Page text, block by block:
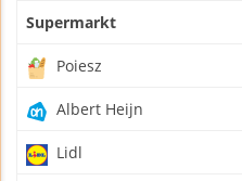
Supermarkt
Poiesz
Albert Heijn
Lidl